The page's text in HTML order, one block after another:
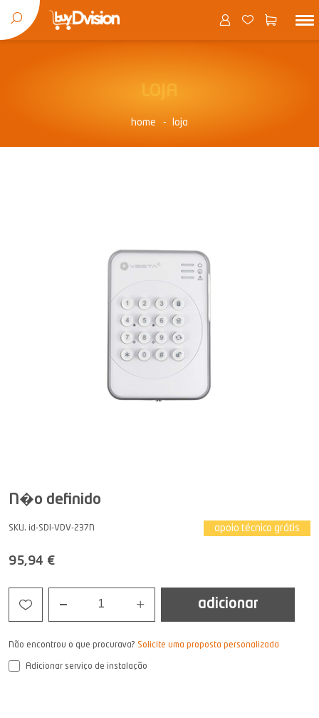
home loja
N�o definido
SKU. id-SDI-VDV-237N apoio técnico grátis
95,94 €
1 adicionar
Não encontrou o que procurava? Solicite uma proposta personalizada
Adicionar serviço de instalação